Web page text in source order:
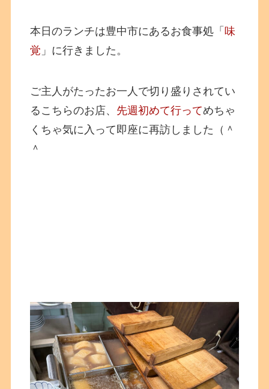
本日のランチは豊中市にあるお食事処「味
覚 」に行きました。
ご主人がたったお一人で切り盛りされてい
るこちらのお店、 先週初めて行ってめちゃ
くちゃ気に入って即座に再訪しました（＾
＾